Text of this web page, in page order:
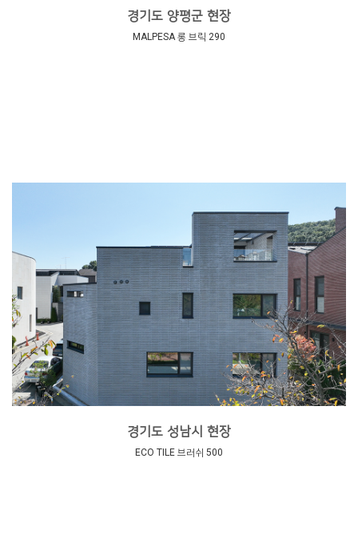
경기도 양평군 현장
MALPESA 롱 브릭 290
경기도 성남시 현장
ECO TILE 브러쉬 500